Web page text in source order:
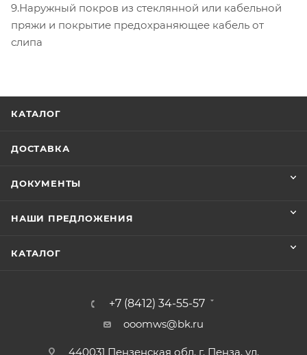
9.Наружный покров из стеклянной или кабельной
пряжи и покрытие предохраняющее кабель от
слипа
КАТАЛОГ
ДОСТАВКА
ДОКУМЕНТЫ
НАШИ ПРЕДЛОЖЕНИЯ
КАТАЛОГ
+7 (8412) 34-55-57
ooomws@bk.ru
440031 Пензенская обл. г. Пенза, ул.